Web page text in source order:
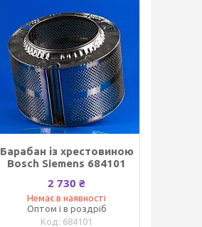
Барабан із хрестовиною
Bosch Siemens 684101
2 730 ₴
Немає в наявності
Оптом і в роздріб
684101